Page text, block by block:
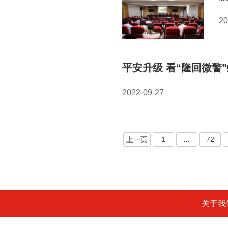
平安升级 看“隆回微警
2022-09-27
上一页 1 72
关于我